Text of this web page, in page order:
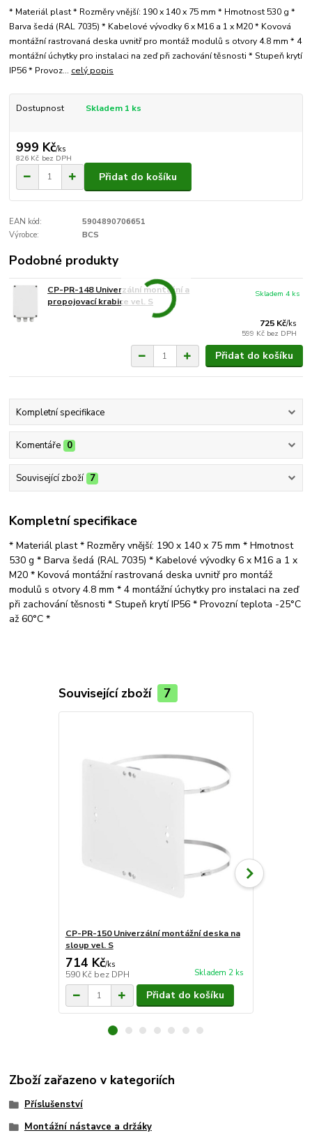
* Materiál plast * Rozměry vnější: 190 x 140 x 75 mm * Hmotnost 530 g *
Barva šedá (RAL 7035) * Kabelové vývodky 6 x M16 a 1 x M20 * Kovová
montážní rastrovaná deska uvnitř pro montáž modulů s otvory 4.8 mm * 4
montážní úchytky pro instalaci na zeď při zachování těsnosti * Stupeň krytí
IP56 * Provoz... celý popis
Dostupnost Skladem 1 ks
999 Kč/ks
826 Kč bez DPH
Přidat do košíku
EAN kód:
5904890706651
Výrobce:
BCS
Podobné produkty
CP-PR-148 Univerzální montážní a
propojovací krabice vel. S
725 Kč/ks
599 Kč bez DPH
Skladem 4 ks
Přidat do košíku
Kompletní specifikace
Komentáře 0
Související zboží 7
Kompletní specifikace
* Materiál plast * Rozměry vnější: 190 x 140 x 75 mm * Hmotnost
530 g * Barva šedá (RAL 7035) * Kabelové vývodky 6 x M16 a 1 x
M20 * Kovová montážní rastrovaná deska uvnitř pro montáž
modulů s otvory 4.8 mm * 4 montážní úchytky pro instalaci na zeď
při zachování těsnosti * Stupeň krytí IP56 * Provozní teplota -25°C
až 60°C *
Související zboží 7
CP-PR-150 Univerzální montážní deska na
sloup vel. S
714 Kč/ks
590 Kč bez DPH Skladem 2 ks
Přidat do košíku
Zboží zařazeno v kategoriích
Příslušenství
Montážní nástavce a držáky